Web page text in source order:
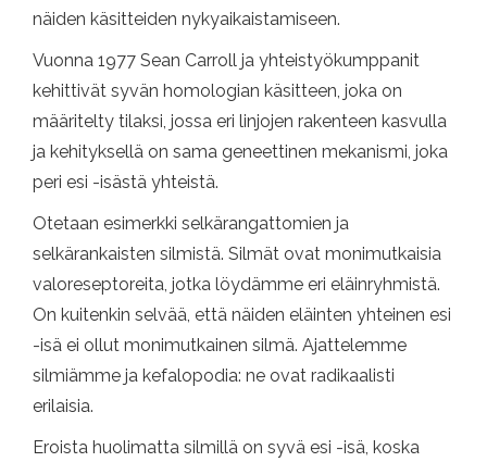
näiden käsitteiden nykyaikaistamiseen.
Vuonna 1977 Sean Carroll ja yhteistyökumppanit
kehittivät syvän homologian käsitteen, joka on
määritelty tilaksi, jossa eri linjojen rakenteen kasvulla
ja kehityksellä on sama geneettinen mekanismi, joka
peri esi -isästä yhteistä.
Otetaan esimerkki selkärangattomien ja
selkärankaisten silmistä. Silmät ovat monimutkaisia ​​
valoreseptoreita, jotka löydämme eri eläinryhmistä.
On kuitenkin selvää, että näiden eläinten yhteinen esi
-isä ei ollut monimutkainen silmä. Ajattelemme
silmiämme ja kefalopodia: ne ovat radikaalisti
erilaisia.
Eroista huolimatta silmillä on syvä esi -isä, koska